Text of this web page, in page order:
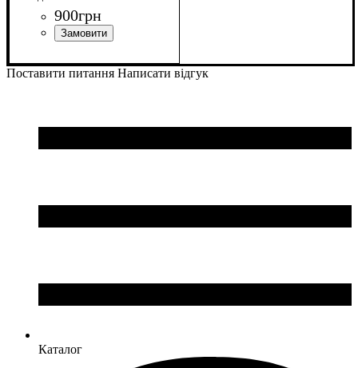
900грн
Поставити питання Написати відгук
Каталог